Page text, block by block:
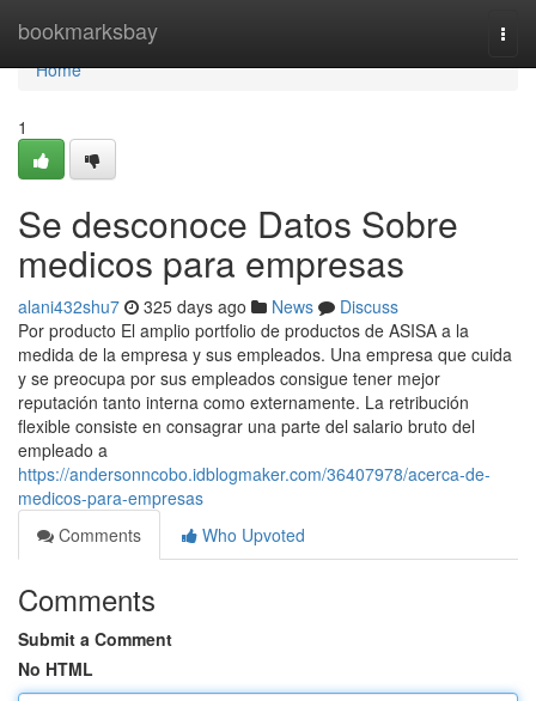
bookmarksbay
Home
Home
1
Se desconoce Datos Sobre
medicos para empresas
alani432shu7 325 days ago News
Discuss
Por producto El amplio portfolio de productos de ASISA a la
medida de la empresa y sus empleados. Una empresa que cuida
y se preocupa por sus empleados consigue tener mejor
reputación tanto interna como externamente. La retribución
flexible consiste en consagrar una parte del salario bruto del
empleado a
https://andersonncobo.idblogmaker.com/36407978/acerca-de-
medicos-para-empresas
Comments
Who Upvoted
Comments
Submit a Comment
No HTML